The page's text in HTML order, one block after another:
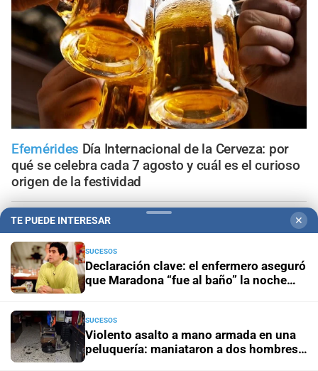
Efemérides Día Internacional de la Cerveza: por
qué se celebra cada 7 agosto y cuál es el curioso
origen de la festividad
Horóscopo del díaHoróscopo de hoy para Piscis: 07 de
agosto de 2026
Horóscopo del díaHoróscopo de hoy para Acuario: 07
de agosto de 2026
Horóscopo del díaHoróscopo de hoy para Capricornio:
07 de agosto de 2026
TE PUEDE INTERESAR ✕
SUCESOS
Declaración clave: el enfermero aseguró
que Maradona “fue al baño” la noche
SUCESOS
Violento asalto a mano armada en una
peluquería: maniataron a dos hombres y